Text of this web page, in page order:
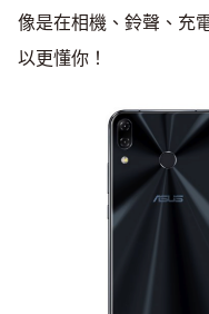
像是在相機、鈴聲、充
以更懂你！